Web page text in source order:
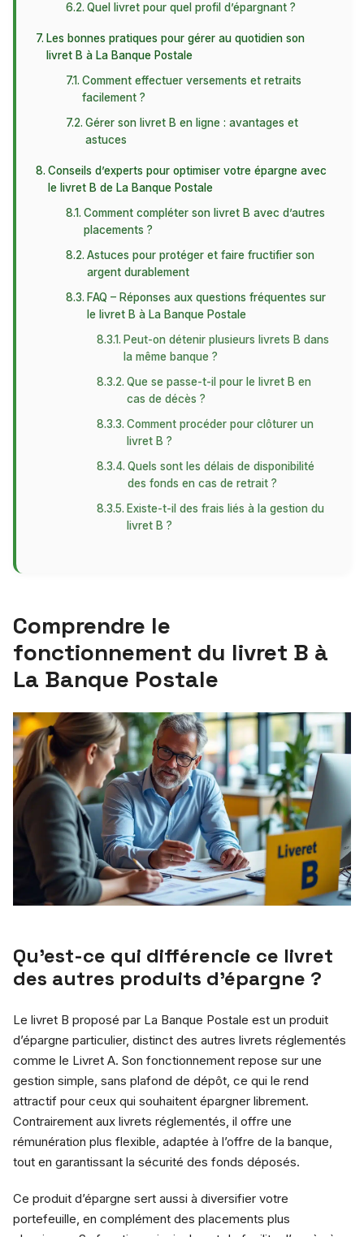
Quel livret pour quel profil d’épargnant ?
Les bonnes pratiques pour gérer au quotidien son
livret B à La Banque Postale
Comment effectuer versements et retraits
facilement ?
Gérer son livret B en ligne : avantages et
astuces
Conseils d’experts pour optimiser votre épargne avec
le livret B de La Banque Postale
Comment compléter son livret B avec d’autres
placements ?
Astuces pour protéger et faire fructifier son
argent durablement
FAQ – Réponses aux questions fréquentes sur
le livret B à La Banque Postale
Peut-on détenir plusieurs livrets B dans
la même banque ?
Que se passe-t-il pour le livret B en
cas de décès ?
Comment procéder pour clôturer un
livret B ?
Quels sont les délais de disponibilité
des fonds en cas de retrait ?
Existe-t-il des frais liés à la gestion du
livret B ?
Comprendre le
fonctionnement du livret B à
La Banque Postale
Qu’est-ce qui différencie ce livret
des autres produits d’épargne ?
Le livret B proposé par La Banque Postale est un produit
d’épargne particulier, distinct des autres livrets réglementés
comme le Livret A. Son fonctionnement repose sur une
gestion simple, sans plafond de dépôt, ce qui le rend
attractif pour ceux qui souhaitent épargner librement.
Contrairement aux livrets réglementés, il offre une
rémunération plus flexible, adaptée à l’offre de la banque,
tout en garantissant la sécurité des fonds déposés.
Ce produit d’épargne sert aussi à diversifier votre
portefeuille, en complément des placements plus